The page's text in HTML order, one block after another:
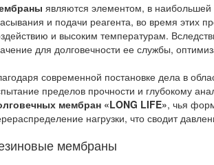
являются элементом, в
и подачи реагента, во время этих
и высоким температурам.
для долговечности ее службы,
современной постановке дела в
пределов прочности и глубокому
мембран «LONG LIFE», чья
нагрузки, что сводит
мембраны